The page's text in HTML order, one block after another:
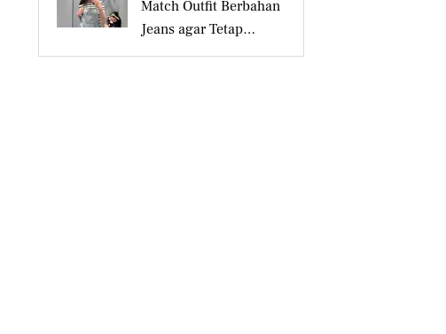
Match Outfit Berbahan
Jeans agar Tetap
Tampil Stylish